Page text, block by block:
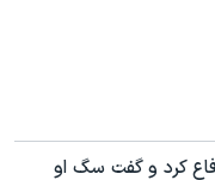
کرد و گفت سگ او